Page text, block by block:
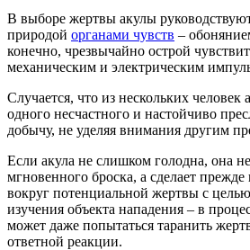
В выборе жертвы акулы
природой органами чувств –
конечно, чрезвычайно острой
механическим и электрическим
Случается, что из нескольких человек
одного несчастного и настойчиво
добычу, не уделяя внимания другим
Если акула не слишком голодна, она
мгновенного броска, а сделает прежде
вокруг потенциальной жертвы с
изучения объекта нападения – в
может даже попытаться таранить
ответной реакции.